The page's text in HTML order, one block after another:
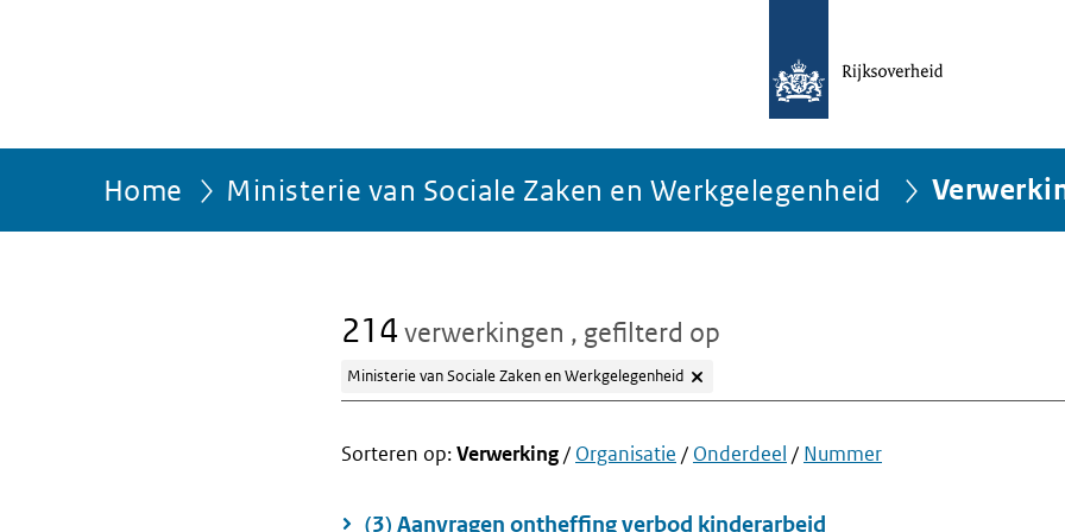
Home Ministerie van Sociale Zaken en Werkgelegenheid
214 verwerkingen , gefilterd op
Ministerie van Sociale Zaken en Werkgelegenheid
Sorteren op:Verwerking/ Organisatie / Onderdeel / Nummer
(3) Aanvragen ontheffing verbod kinderarbeid